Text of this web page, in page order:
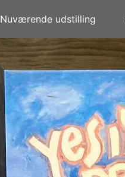
Nuværende udstilling